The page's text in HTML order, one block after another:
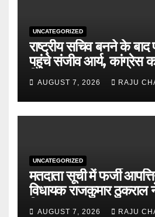
UNCATEGORIZED
राष्ट्रीय सचिव बनने के बाद
पहुंचे संजीव आर्य, कांग्रेस
किया भव्य स्वागत
AUGUST 7, 2026 RAJU
UNCATEGORIZED
मतदाता सूची में फर्जी
विधायक राजकुमार ठुकराल
निष्पक्ष जांच की मांग
AUGUST 7, 2026 RAJU